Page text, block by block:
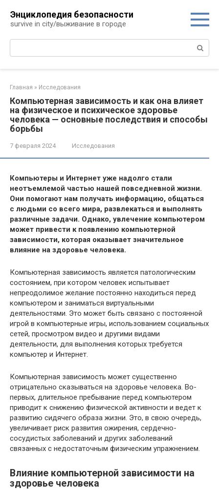
контенту
Энциклопедия безопасности
survive in city/выживание в городе
Поиск:
Главная » Исследования
Компьютерная зависимость и как она влияет
на физическое и психическое здоровье
человека — основные последствия и способы
борьбы
7 февраля 2024 Исследования
Компьютеры и Интернет уже надолго стали
неотъемлемой частью нашей повседневной жизни.
Они помогают нам получать информацию, общаться
с людьми со всего мира, развлекаться и выполнять
различные задачи. Однако, увлечение компьютером
может привести к появлению компьютерной
зависимости, которая оказывает значительное
влияние на здоровье человека.
Компьютерная зависимость является патологическим
состоянием, при котором человек испытывает
непреодолимое желание постоянно находиться перед
компьютером и заниматься виртуальными
деятельностями. Это может быть связано с постоянной
игрой в компьютерные игры, использованием социальных
сетей, просмотром видео и другими видами
деятельности, для выполнения которых требуется
компьютер и Интернет.
Компьютерная зависимость может существенно
отрицательно сказываться на здоровье человека. Во-
первых, длительное пребывание перед компьютером
приводит к снижению физической активности и ведет к
развитию сидячего образа жизни. Это, в свою очередь,
увеличивает риск развития ожирения, сердечно-
сосудистых заболеваний и других заболеваний
связанных с недостаточным физическим упражнением.
Влияние компьютерной зависимости на
здоровье человека